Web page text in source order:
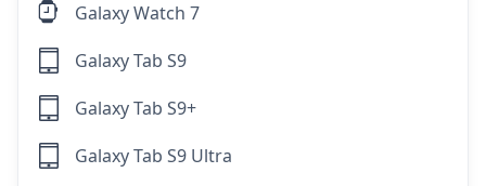
Galaxy Watch 7
Galaxy Tab S9
Galaxy Tab S9+
Galaxy Tab S9 Ultra